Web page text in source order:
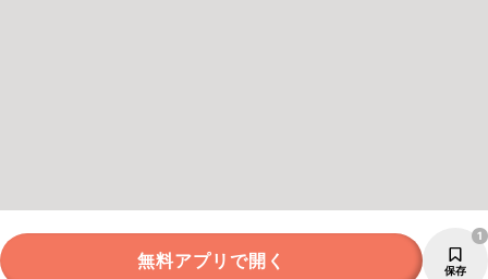
無料アプリで開く 保存
1